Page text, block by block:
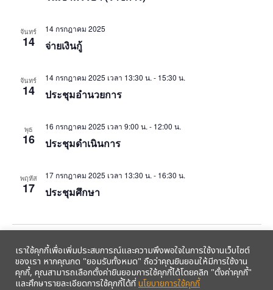
จันทร์
14
14 กรกฎาคม 2025
จ่ายเงินกู้
จันทร์
14
14 กรกฎาคม 2025 เวลา 13:30 น. - 15:30 น.
ประชุมอำนวยการ
พุธ
16
16 กรกฎาคม 2025 เวลา 9:00 น. - 12:00 น.
ประชุมดำเนินการ
พฤหัส
17
17 กรกฎาคม 2025 เวลา 13:30 น. - 16:30 น.
ประชุมศึกษา
Previous Events Next
Export Events
เราใช้คุกกี้เพื่อเพิ่มประสบการณ์และความพึงพอใจในการใช้งานเว็บไซต์
ของเรา หากคุณกด "ยอมรับทั้งหมด" ถือว่าคุณยินยอมให้มีการใช้งาน
คุกกี้, คุณสามารถเลือกตั้งค่ายินยอมการใช้คุกกี้ได้โดยคลิก "ตั้งค่าคุกกี้"
และศึกษารายละเอียดการใช้คุกกี้ได้ที่นโยบายการใช้คุกกี้